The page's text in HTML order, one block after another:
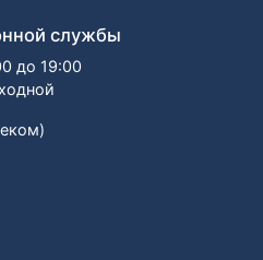
службы
до 19:00